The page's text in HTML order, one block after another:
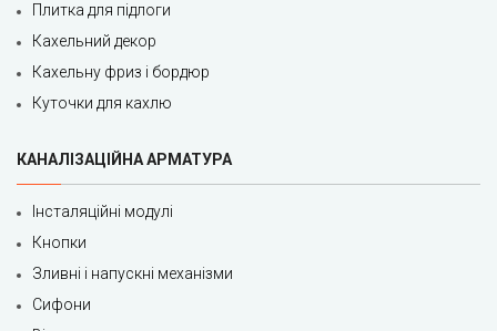
Плитка для підлоги
Кахельний декор
Кахельну фриз і бордюр
Куточки для кахлю
КАНАЛІЗАЦІЙНА АРМАТУРА
Інсталяційні модулі
Кнопки
Зливні і напускні механізми
Сифони